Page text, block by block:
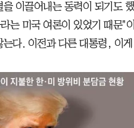
을 이끌어내는 동력이 되기도
는 미국 여론이 있었기 때문"
는다. 이전과 다른 대통령, 이